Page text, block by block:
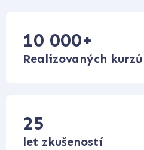
10 000+
Realizovaných kurzů
25
let zkušeností